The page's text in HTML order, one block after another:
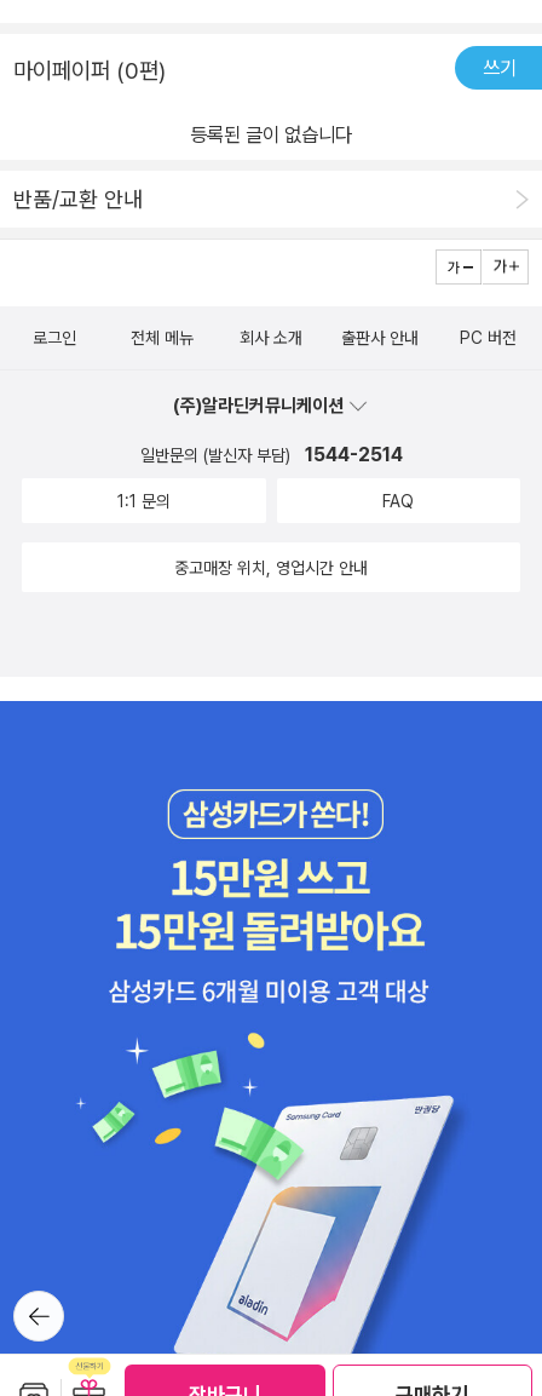
마이페이퍼 (0편) 쓰기
등록된 글이 없습니다
반품/교환 안내
뒤로가
기
로그인 전체 메뉴 회사 소개 출판사 안내 PC 버전
(주)알라딘커뮤니케이션
일반문의 (발신자 부담) 1544-2514
1:1 문의 FAQ
중고매장 위치, 영업시간 안내